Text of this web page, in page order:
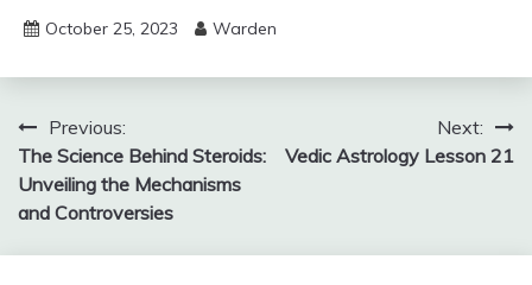
October 25, 2023 Warden
Post
navigation
Previous:
The Science Behind Steroids:
Unveiling the Mechanisms
and Controversies
Next:
Vedic Astrology Lesson 21